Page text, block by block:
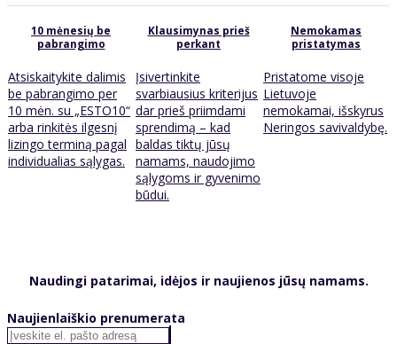
10 mėnesių be
pabrangimo
Atsiskaitykite dalimis
be pabrangimo per
10 mėn. su „ESTO10“
arba rinkitės ilgesnį
lizingo terminą pagal
individualias sąlygas.
Klausimynas prieš
perkant
Įsivertinkite
svarbiausius kriterijus
dar prieš priimdami
sprendimą – kad
baldas tiktų jūsų
namams, naudojimo
sąlygoms ir gyvenimo
būdui.
Nemokamas
pristatymas
Pristatome visoje
Lietuvoje
nemokamai, išskyrus
Neringos savivaldybę.
Naudingi patarimai, idėjos ir naujienos jūsų namams.
Naujienlaiškio prenumerata